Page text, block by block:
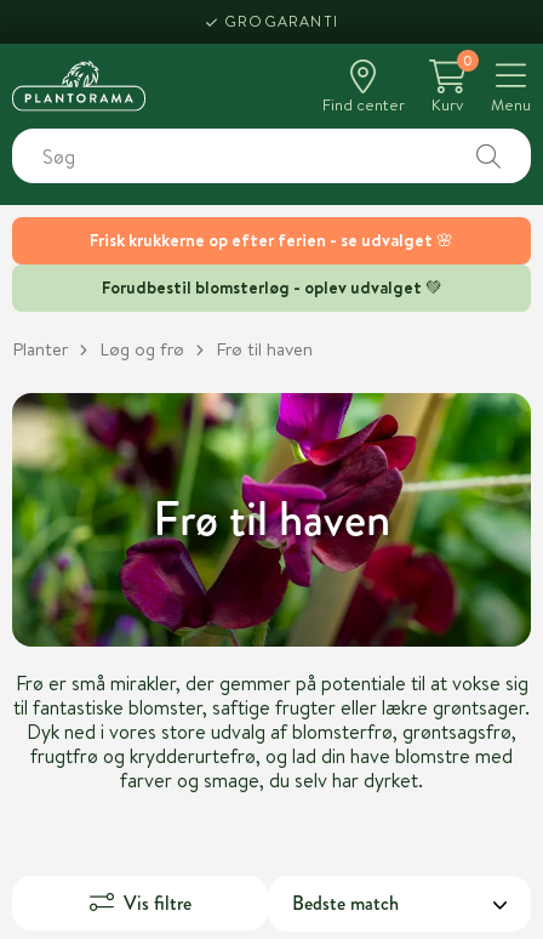
Frisk krukkerne op efter ferien - se udvalget 🌸
Forudbestil blomsterløg - oplev udvalget 💚
HENT SAMME DAG
Find center
0
Kurv
Menu
Planter Løg og frø Frø til haven
Frø til haven
Frø er små mirakler, der gemmer på potentiale til at vokse sig
til fantastiske blomster, saftige frugter eller lækre grøntsager.
Dyk ned i vores store udvalg af blomsterfrø, grøntsagsfrø,
frugtfrø og krydderurtefrø, og lad din have blomstre med
farver og smage, du selv har dyrket.
Vis filtre